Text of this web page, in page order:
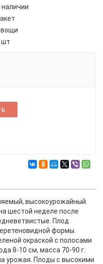
наличии
шт
высокоурожайный.
шестой неделе после
Плод
формы.
окраской с полосами
8-10 см, масса 70-90 г.
урожая. Плоды с высокими